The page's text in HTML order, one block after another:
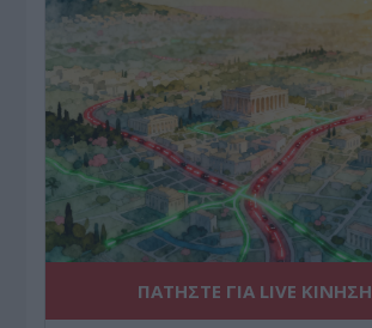
ΠΑΤΗΣΤΕ ΓΙΑ LIVE ΚΙΝΗΣΗ